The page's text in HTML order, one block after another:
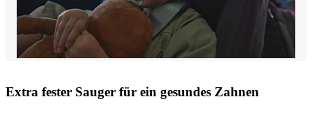
Extra fester Sauger für ein gesundes Zahnen